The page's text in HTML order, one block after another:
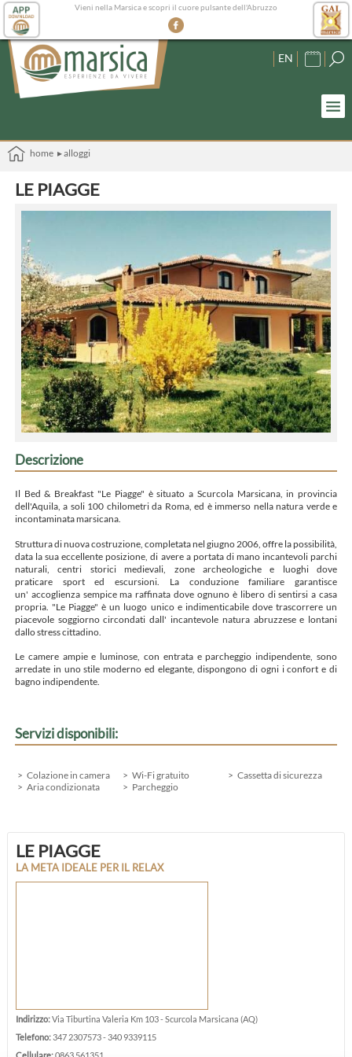
Vieni nella Marsica e scopri il cuore pulsante dell'Abruzzo
EN
home ▸ alloggi
LE PIAGGE
Descrizione
Il Bed & Breakfast "Le Piagge" è situato a Scurcola Marsicana, in provincia
dell'Aquila, a soli 100 chilometri da Roma, ed è immerso nella natura verde e
incontaminata marsicana.
Struttura di nuova costruzione, completata nel giugno 2006, offre la possibilità,
data la sua eccellente posizione, di avere a portata di mano incantevoli parchi
naturali, centri storici medievali, zone archeologiche e luoghi dove
praticare sport ed escursioni. La conduzione familiare garantisce
un' accoglienza sempice ma raffinata dove ognuno è libero di sentirsi a casa
propria. "Le Piagge" è un luogo unico e indimenticabile dove trascorrere un
piacevole soggiorno circondati dall' incantevole natura abruzzese e lontani
dallo stress cittadino.
Le camere ampie e luminose, con entrata e parcheggio indipendente, sono
arredate in uno stile moderno ed elegante, dispongono di ogni i confort e di
bagno indipendente.
Servizi disponibili:
Colazione in camera
Aria condizionata
Wi-Fi gratuito
Parcheggio
Cassetta di sicurezza
LE PIAGGE
LA META IDEALE PER IL RELAX
Indirizzo:Via Tiburtina Valeria Km 103 - Scurcola Marsicana (AQ)
Telefono:347 2307573 - 340 9339115